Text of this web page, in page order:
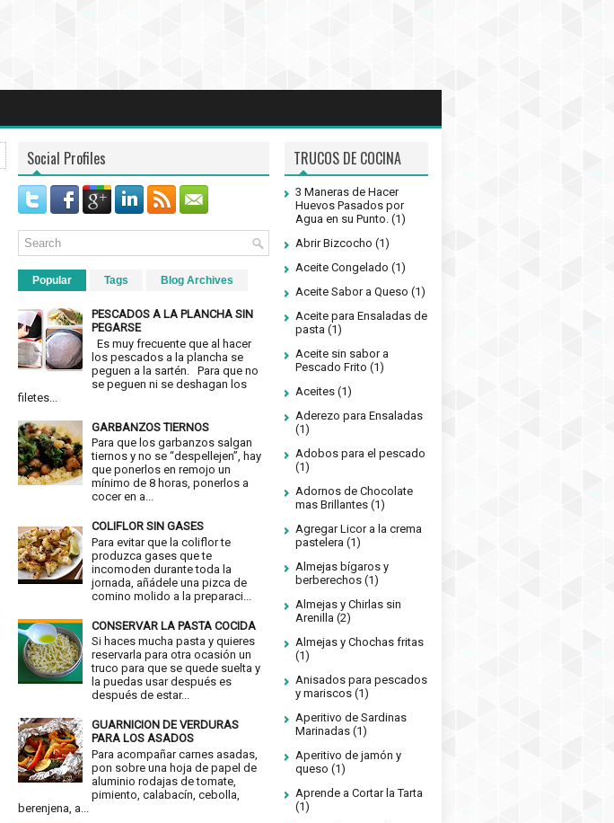
Social Profiles
Popular Tags Blog Archives
PESCADOS A LA PLANCHA SIN
PEGARSE
Es muy frecuente que al hacer
los pescados a la plancha se
peguen a la sartén. Para que no
se peguen ni se deshagan los
filetes...
GARBANZOS TIERNOS
Para que los garbanzos salgan
tiernos y no se “despellejen”, hay
que ponerlos en remojo un
mínimo de 8 horas, ponerlos a
cocer en a...
COLIFLOR SIN GASES
Para evitar que la coliflor te
produzca gases que te
incomoden durante toda la
jornada, añádele una pizca de
comino molido a la preparaci...
CONSERVAR LA PASTA COCIDA
Si haces mucha pasta y quieres
reservarla para otra ocasión un
truco para que se quede suelta y
la puedas usar después es
después de estar...
GUARNICION DE VERDURAS
PARA LOS ASADOS
Para acompañar carnes asadas,
pon sobre una hoja de papel de
aluminio rodajas de tomate,
pimiento, calabacín, cebolla,
berenjena, a...
TRUCOS DE COCINA
3 Maneras de Hacer
Huevos Pasados por
Agua en su Punto. (1)
Abrir Bizcocho (1)
Aceite Congelado (1)
Aceite Sabor a Queso (1)
Aceite para Ensaladas de
pasta (1)
Aceite sin sabor a
Pescado Frito (1)
Aceites (1)
Aderezo para Ensaladas
(1)
Adobos para el pescado
(1)
Adornos de Chocolate
mas Brillantes (1)
Agregar Licor a la crema
pastelera (1)
Almejas bígaros y
berberechos (1)
Almejas y Chirlas sin
Arenilla (2)
Almejas y Chochas fritas
(1)
Anisados para pescados
y mariscos (1)
Aperitivo de Sardinas
Marinadas (1)
Aperitivo de jamón y
queso (1)
Aprende a Cortar la Tarta
(1)